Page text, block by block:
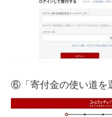
⑥「寄付金の使い道を